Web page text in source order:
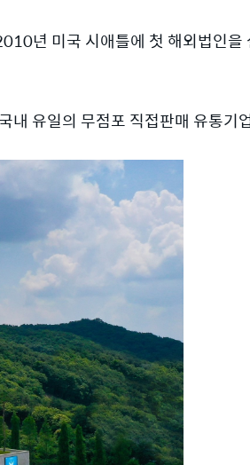
년 미국 시애틀에 첫 해외법인을
내 유일의 무점포 직접판매 유통기